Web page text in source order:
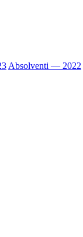
Absolventi — 2022